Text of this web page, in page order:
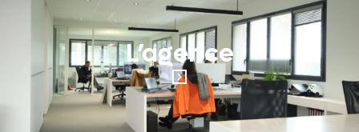
L’agence